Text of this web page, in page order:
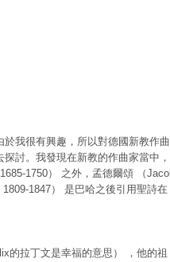
我很有興趣，所以對德國新教作曲
討。我發現在新教的作曲家當中，
1750） 之外，孟德爾頌 （
1847） 是巴哈之後引用聖詩在
的拉丁文是幸福的意思） ，他的祖